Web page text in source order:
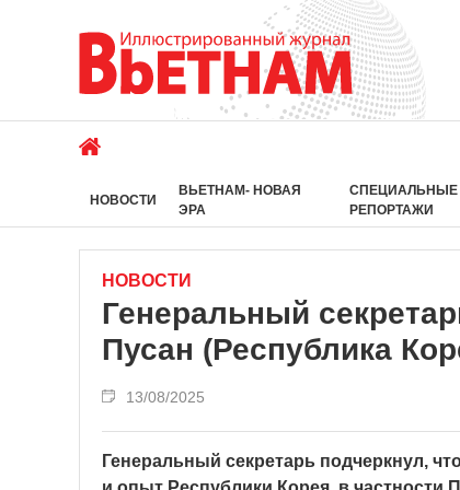
НОВОСТИ
ВЬЕТНАМ- НОВАЯ
ЭРА
СПЕЦИАЛЬНЫЕ
РЕПОРТАЖИ
НОВОСТИ
Генеральный
Пусан (Республика
13/08/2025
Генеральный секретарь подчеркнул,